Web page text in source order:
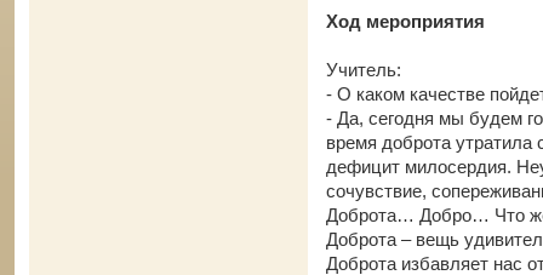
Ход мероприятия
Учитель:
- О каком качестве
- Да, сегодня мы будем
время доброта
дефицит милосердия.
сочувствие,
Доброта… Добро… Что
Доброта – вещь
Доброта избавляет нас